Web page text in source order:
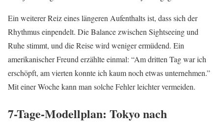
Ein weiterer Reiz eines längeren Aufenthalts ist, dass sich der
Rhythmus einpendelt. Die Balance zwischen Sightseeing und
Ruhe stimmt, und die Reise wird weniger ermüdend. Ein
amerikanischer Freund erzählte einmal: “Am dritten Tag war ich
erschöpft, am vierten konnte ich kaum noch etwas unternehmen.”
Mit einer Woche kann man solche Fehler leichter vermeiden.
7-Tage-Modellplan: Tokyo nach